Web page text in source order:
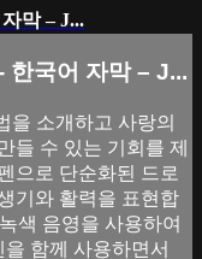
막 – J...
국어 자막 – J...
을 소개하고 사랑의
들 수 있는 기회를 제
으로 단순화된 드로
기와 활력을 표현합
색 음영을 사용하여
함께 사용하면서